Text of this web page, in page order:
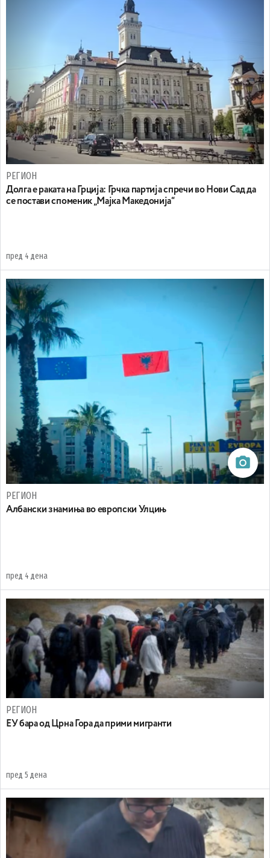
РЕГИОН
Долга е раката на Грција: Грчка партија спречи во Нови Сад да
се постави споменик „Мајка Македонија“
пред 4 дена
РЕГИОН
Aлбански знамиња во европски Улцињ
пред 4 дена
РЕГИОН
EУ бара од Црна Гора да прими мигранти
пред 5 дена